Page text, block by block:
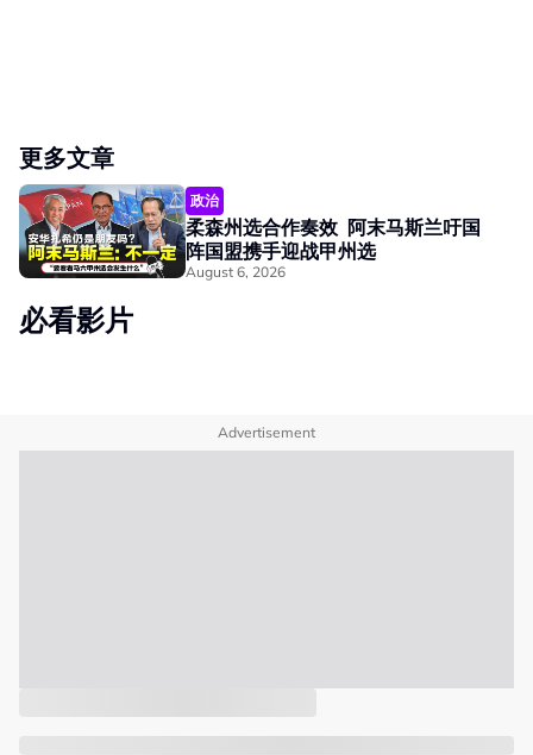
更多文章
政治
柔森州选合作奏效 阿末马斯兰吁国
阵国盟携手迎战甲州选
August 6, 2026
必看影片
Advertisement